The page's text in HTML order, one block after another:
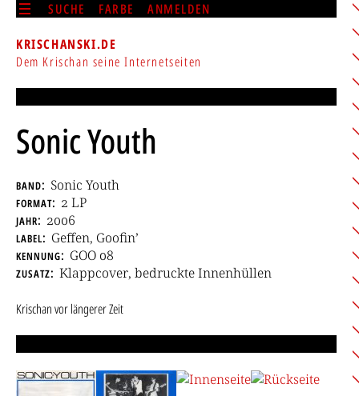
SUCHE FARBE ANMELDEN
KRISCHANSKI.DE
Dem Krischan seine Internetseiten
Sonic Youth
band Sonic Youth
format 2 LP
jahr 2006
label Geffen, Goofin’
kennung GOO 08
zusatz Klappcover, bedruckte Innenhüllen
Krischanvor längerer Zeit